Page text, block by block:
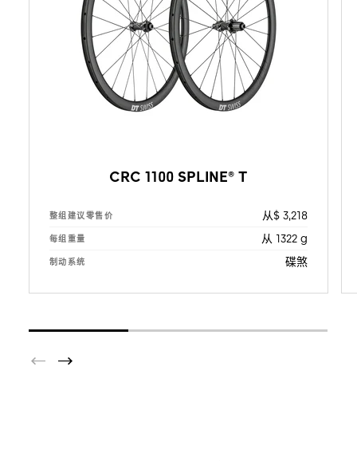
CRC 1100 SPLINE® T
整组建议零售价 从$ 3,218
每组重量 从 1322 g
制动系统 碟煞